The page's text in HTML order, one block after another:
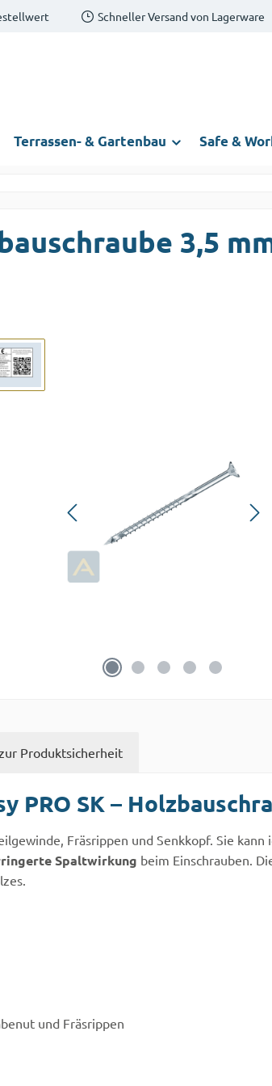
Schneller Versand von Lagerware
Terrassen- & Gartenbau Safe &
3,5
Produktsicherheit
PRO SK –
Fräsrippen und Senkkopf. Sie
Spaltwirkung beim Einschrauben.
und Fräsrippen